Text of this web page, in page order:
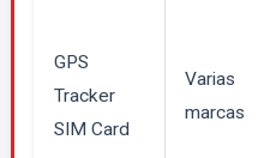
GPS
Tracker
SIM Card
Varias
marcas